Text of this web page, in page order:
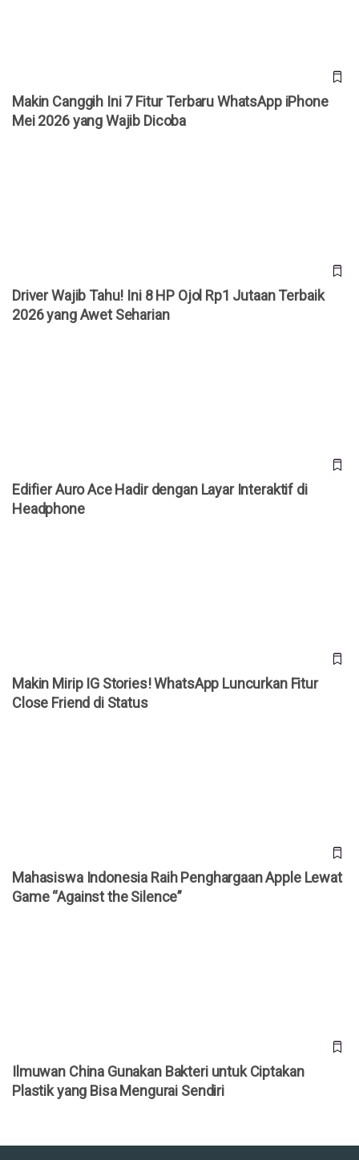
Makin Canggih Ini 7 Fitur Terbaru WhatsApp iPhone
Mei 2026 yang Wajib Dicoba
Driver Wajib Tahu! Ini 8 HP Ojol Rp1 Jutaan Terbaik
2026 yang Awet Seharian
Edifier Auro Ace Hadir dengan Layar Interaktif di
Headphone
Makin Mirip IG Stories! WhatsApp Luncurkan Fitur
Close Friend di Status
Mahasiswa Indonesia Raih Penghargaan Apple Lewat
Game “Against the Silence”
Ilmuwan China Gunakan Bakteri untuk Ciptakan
Plastik yang Bisa Mengurai Sendiri